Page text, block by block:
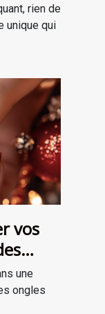
rien de
unique qui
vos
une
ongles